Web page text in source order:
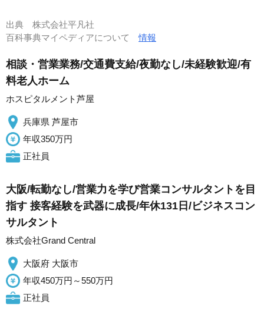
出典 株式会社平凡社
百科事典マイペディアについて情報
相談・営業業務/交通費支給/夜勤なし/未経験歓迎/有
料老人ホーム
ホスピタルメント芦屋
兵庫県 芦屋市
年収350万円
正社員
大阪/転勤なし/営業力を学び営業コンサルタントを目
指す 接客経験を武器に成長/年休131日/ビジネスコン
サルタント
株式会社Grand Central
大阪府 大阪市
年収450万円～550万円
正社員